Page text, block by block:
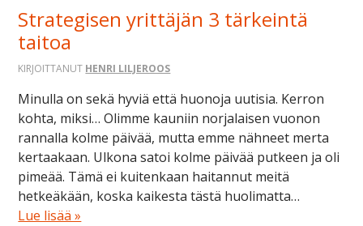
Strategisen yrittäjän 3 tärkeintä
taitoa
KIRJOITTANUT HENRI LILJEROOS
Minulla on sekä hyviä että huonoja uutisia. Kerron
kohta, miksi… Olimme kauniin norjalaisen vuonon
rannalla kolme päivää, mutta emme nähneet merta
kertaakaan. Ulkona satoi kolme päivää putkeen ja oli
pimeää. Tämä ei kuitenkaan haitannut meitä
hetkeäkään, koska kaikesta tästä huolimatta…
Lue lisää »